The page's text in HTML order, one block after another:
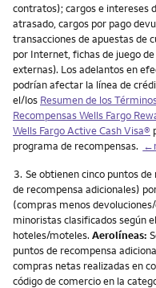
contratos); cargos e intereses
atrasado, cargos por pago
transacciones de apuestas de
por Internet, fichas de juego
externas). Los adelantos en
podrían afectar la línea de
el/los Resumen de los
RecompensasWells Fargo
Wells Fargo Active Cash Visa®
programa de recompensas.
Nota
3. Se obtienen cinco puntos
de recompensa adicionales)
(compras menos
minoristas clasificados según
hoteles/moteles. Aerolíneas:
puntos de recompensa
compras netas realizadas en
código de comercio en la